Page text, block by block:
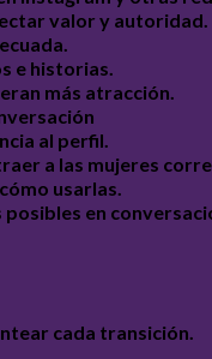
valor y autoridad.
e historias.
más atracción.
al perfil.
a las mujeres
usarlas.
en
cada transición.